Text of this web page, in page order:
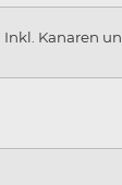
Inkl. Kanaren